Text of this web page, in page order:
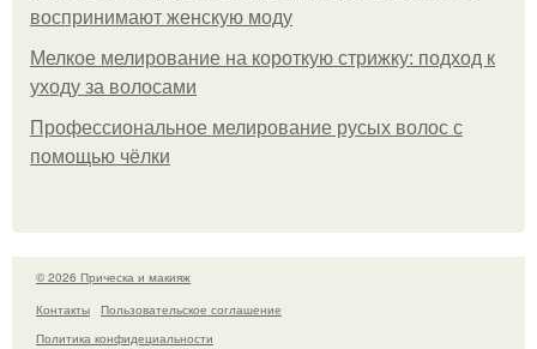
воспринимают женскую моду
Мелкое мелирование на короткую стрижку: подход к
уходу за волосами
Профессиональное мелирование русых волос с
помощью чёлки
© 2026 Прическа и макияж
Контакты
Пользовательское соглашение
Политика конфидециальности